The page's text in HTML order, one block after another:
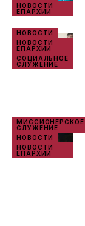
НОВОСТИ
ЕПАРХИИ
НОВОСТИ
НОВОСТИ
ЕПАРХИИ
СОЦИАЛЬНОЕ
СЛУЖЕНИЕ
МИССИОНЕРСКОЕ
СЛУЖЕНИЕ
НОВОСТИ
НОВОСТИ
ЕПАРХИИ